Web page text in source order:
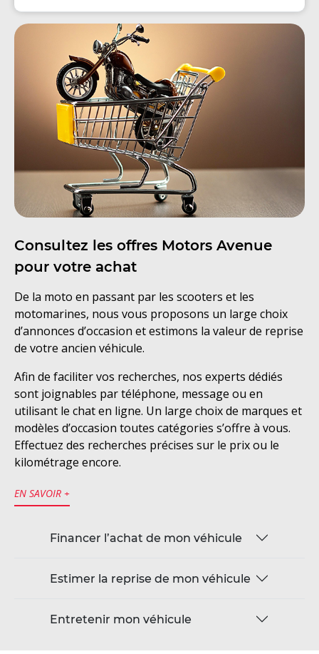
Consultez les offres Motors Avenue
pour votre achat
De la moto en passant par les scooters et les
motomarines, nous vous proposons un large choix
d’annonces d’occasion et estimons la valeur de reprise
de votre ancien véhicule.
Afin de faciliter vos recherches, nos experts dédiés
sont joignables par téléphone, message ou en
utilisant le chat en ligne. Un large choix de marques et
modèles d’occasion toutes catégories s’offre à vous.
Effectuez des recherches précises sur le prix ou le
kilométrage encore.
EN SAVOIR +
Financer l’achat de mon véhicule
Estimer la reprise de mon véhicule
Entretenir mon véhicule